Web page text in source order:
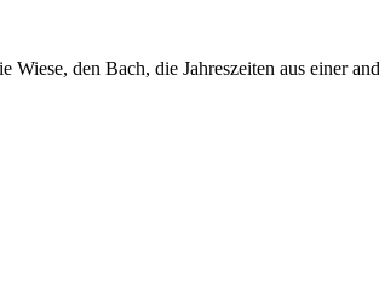
den Bach, die Jahreszeiten aus einer